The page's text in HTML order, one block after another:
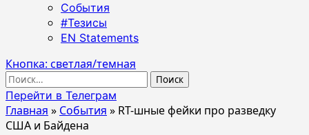
События
#Тезисы
EN Statements
Кнопка: светлая/темная
Найти:
Перейти в Телеграм
Главная » События » RT-шные фейки про разведку
США и Байдена